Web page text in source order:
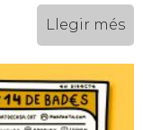
Llegir més